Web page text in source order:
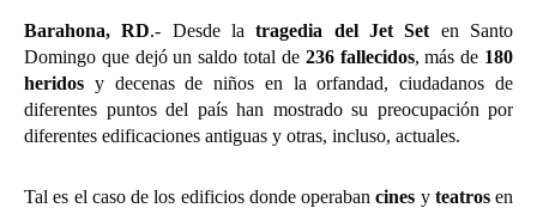
Barahona, RD.- Desde latragedia del Jet Set en Santo
Domingo que dejó un saldo total de 236 fallecidos, más de 180
heridos y decenas de niños en la orfandad, ciudadanos de
diferentes puntos del país han mostrado su preocupación por
diferentes edificaciones antiguas y otras, incluso, actuales.
Tal es el caso de los edificios donde operabancines y teatrosen